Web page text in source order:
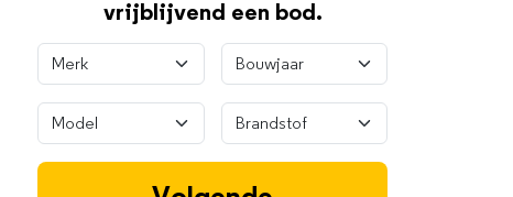
vrijblijvend een bod.